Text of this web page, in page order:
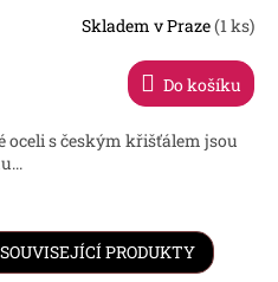
R
Skladem v Praze(1 ks)
Do košíku
oceli s českým křišťálem jsou
PRODUKTY